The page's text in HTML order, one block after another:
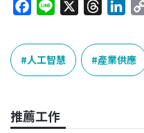
c
e
b
o
n
e
r
e
a
n
k
e
人工智慧 產業供應
推薦工作